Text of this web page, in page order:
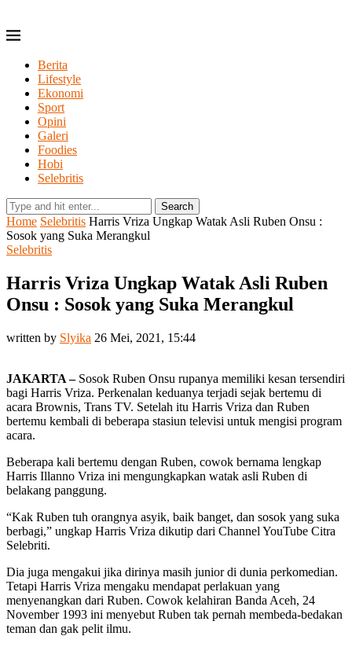
Berita
Lifestyle
Ekonomi
Sport
Opini
Galeri
Foodies
Hobi
Selebritis
Search
Home Selebritis Harris Vriza Ungkap Watak Asli Ruben Onsu :
Sosok yang Suka Merangkul
Selebritis
Harris Vriza Ungkap Watak Asli Ruben
Onsu : Sosok yang Suka Merangkul
written by Slyika 26 Mei, 2021, 15:44
JAKARTA – Sosok Ruben Onsu rupanya memiliki kesan tersendiri
bagi Harris Vriza. Perkenalan keduanya terjadi sejak bertemu di
acara Brownis, Trans TV. Setelah itu Harris Vriza dan Ruben
bertemu kembali di beberapa stasiun televisi untuk mengisi program
acara.
Beberapa kali bertemu dengan Ruben, cowok bernama lengkap
Harris Illanno Vriza ini mengungkapkan watak asli Ruben di
belakang panggung.
“Kak Ruben tuh orangnya asyik, baik banget, dan sosok yang suka
berbagi,” ungkap Harris Vriza dikutip dari Channel YouTube Citra
Selebriti.
Dia juga mengakui jika dirinya masih junior di dunia perkomedian.
Tetapi Harris Vriza mengaku mendapat perlakuan yang
menyenangkan dari Ruben. Cowok kelahiran Banda Aceh, 24
November 1993 ini menyebut Ruben tak pernah membeda-bedakan
teman dan gak pelit ilmu.